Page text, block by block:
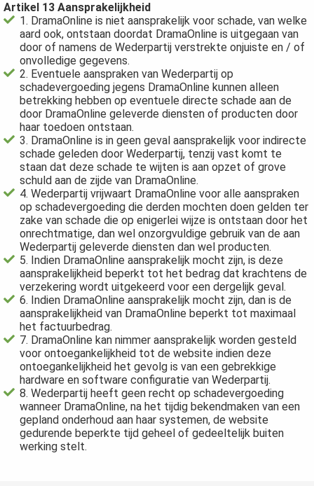
Artikel 13 Aansprakelijkheid
1. DramaOnline is niet aansprakelijk voor schade, van welke
aard ook, ontstaan doordat DramaOnline is uitgegaan van
door of namens de Wederpartij verstrekte onjuiste en / of
onvolledige gegevens.
2. Eventuele aanspraken van Wederpartij op
schadevergoeding jegens DramaOnline kunnen alleen
betrekking hebben op eventuele directe schade aan de
door DramaOnline geleverde diensten of producten door
haar toedoen ontstaan.
3. DramaOnline is in geen geval aansprakelijk voor indirecte
schade geleden door Wederpartij, tenzij vast komt te
staan dat deze schade te wijten is aan opzet of grove
schuld aan de zijde van DramaOnline.
4. Wederpartij vrijwaart DramaOnline voor alle aanspraken
op schadevergoeding die derden mochten doen gelden ter
zake van schade die op enigerlei wijze is ontstaan door het
onrechtmatige, dan wel onzorgvuldige gebruik van de aan
Wederpartij geleverde diensten dan wel producten.
5. Indien DramaOnline aansprakelijk mocht zijn, is deze
aansprakelijkheid beperkt tot het bedrag dat krachtens de
verzekering wordt uitgekeerd voor een dergelijk geval.
6. Indien DramaOnline aansprakelijk mocht zijn, dan is de
aansprakelijkheid van DramaOnline beperkt tot maximaal
het factuurbedrag.
7. DramaOnline kan nimmer aansprakelijk worden gesteld
voor ontoegankelijkheid tot de website indien deze
ontoegankelijkheid het gevolg is van een gebrekkige
hardware en software configuratie van Wederpartij.
8. Wederpartij heeft geen recht op schadevergoeding
wanneer DramaOnline, na het tijdig bekendmaken van een
gepland onderhoud aan haar systemen, de website
gedurende beperkte tijd geheel of gedeeltelijk buiten
werking stelt.